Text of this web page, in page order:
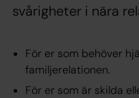
svårigheter i nära
För er som behöver
familjerelationen.
För er som är skilda